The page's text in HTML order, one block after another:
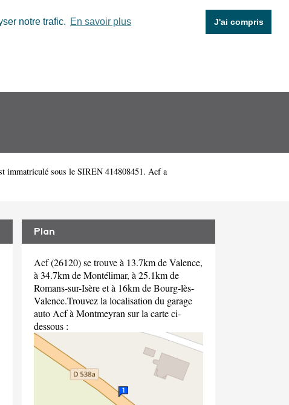
notre trafic. En savoir plus J'ai compris
immatriculé sous le SIREN 414808451. Acf a
Plan
Acf (26120) se trouve à 13.7km de Valence,
à 34.7km de Montélimar, à 25.1km de
Romans-sur-Isère et à 16km de Bourg-lès-
Valence.Trouvez la localisation du garage
auto Acf à Montmeyran sur la carte ci-
dessous :